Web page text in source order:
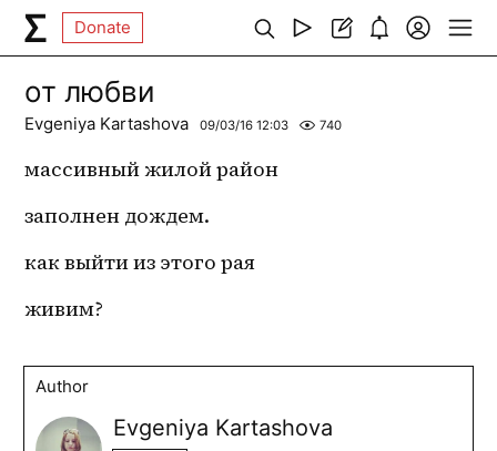
Donate
от любви
Evgeniya Kartashova 09/03/16 12:03 740
массивный жилой район
заполнен дождем.
как выйти из этого рая
живим?
Author
Evgeniya Kartashova